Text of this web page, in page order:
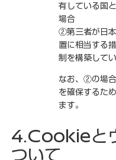
有している国
場合
②第三者が日
置に相当する
制を構築して
なお、②の場
を確保するた
ます。
4.Cookieと
ついて